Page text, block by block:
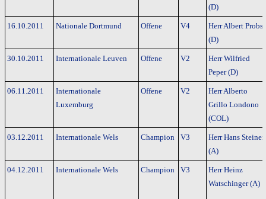
(D)
16.10.2011 Nationale Dortmund Offene V4
Herr Albert Probst
(D)
30.10.2011 Internationale Leuven Offene V2
Herr Wilfried
Peper (D)
06.11.2011
Internationale
Luxemburg
Offene V2
Herr Alberto
Grillo Londono
(COL)
03.12.2011 Internationale Wels Champion V3
Herr Hans Steiner
(A)
04.12.2011 Internationale Wels Champion V3
Herr Heinz
Watschinger (A)